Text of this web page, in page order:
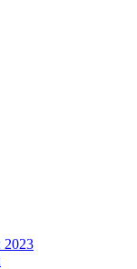
2023